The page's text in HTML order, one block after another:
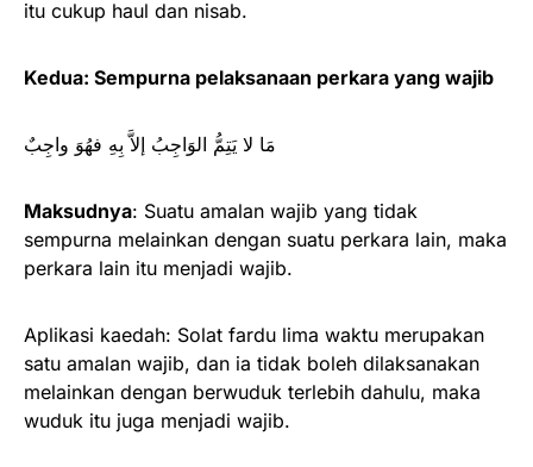
itu cukup haul dan nisab.
Kedua: Sempurna pelaksanaan perkara yang wajib
مَا لا يَتِمُّ الوَاجِبُ إلاَّ بِهِ فهُوَ واجِبٌ
Maksudnya: Suatu amalan wajib yang tidak
sempurna melainkan dengan suatu perkara lain, maka
perkara lain itu menjadi wajib.
Aplikasi kaedah: Solat fardu lima waktu merupakan
satu amalan wajib, dan ia tidak boleh dilaksanakan
melainkan dengan berwuduk terlebih dahulu, maka
wuduk itu juga menjadi wajib.